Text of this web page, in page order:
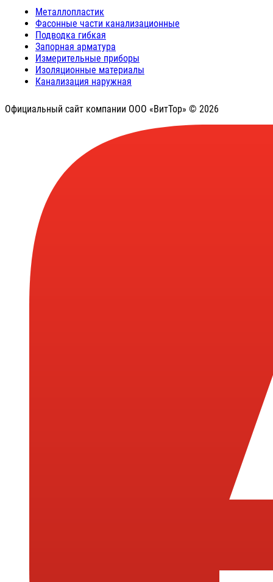
Металлопластик
Фасонные части канализационные
Подводка гибкая
Запорная арматура
Измерительные приборы
Изоляционные материалы
Канализация наружная
Официальный сайт компании ООО «ВитТор» © 2026